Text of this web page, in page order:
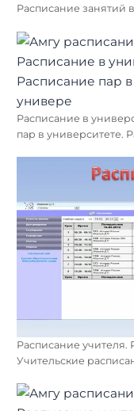
Расписание занятий
Расписание в
пар в университете.
Расписание учителя.
Учительские